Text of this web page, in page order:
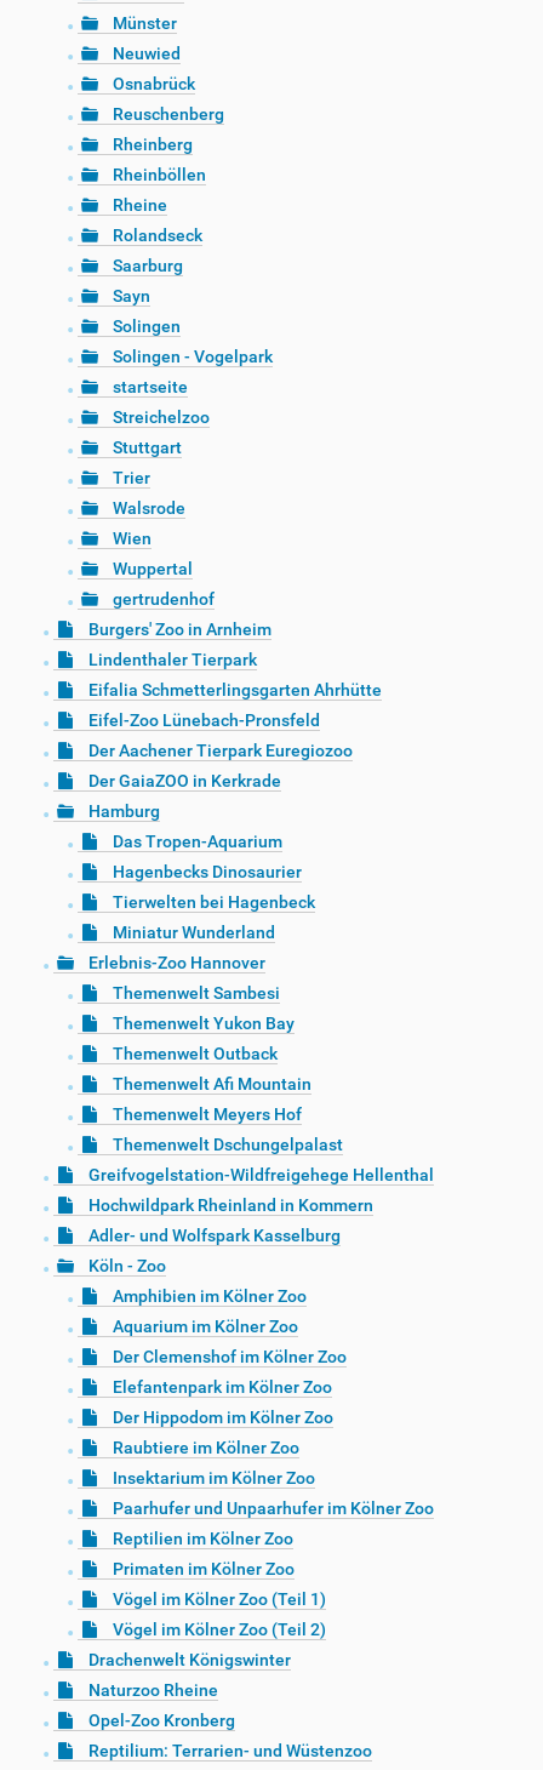
Münster
Neuwied
Osnabrück
Reuschenberg
Rheinberg
Rheinböllen
Rheine
Rolandseck
Saarburg
Sayn
Solingen
Solingen - Vogelpark
startseite
Streichelzoo
Stuttgart
Trier
Walsrode
Wien
Wuppertal
gertrudenhof
Burgers' Zoo in Arnheim
Lindenthaler Tierpark
Eifalia Schmetterlingsgarten Ahrhütte
Eifel-Zoo Lünebach-Pronsfeld
Der Aachener Tierpark Euregiozoo
Der GaiaZOO in Kerkrade
Hamburg
Das Tropen-Aquarium
Hagenbecks Dinosaurier
Tierwelten bei Hagenbeck
Miniatur Wunderland
Erlebnis-Zoo Hannover
Themenwelt Sambesi
Themenwelt Yukon Bay
Themenwelt Outback
Themenwelt Afi Mountain
Themenwelt Meyers Hof
Themenwelt Dschungelpalast
Greifvogelstation-Wildfreigehege Hellenthal
Hochwildpark Rheinland in Kommern
Adler- und Wolfspark Kasselburg
Köln - Zoo
Amphibien im Kölner Zoo
Aquarium im Kölner Zoo
Der Clemenshof im Kölner Zoo
Elefantenpark im Kölner Zoo
Der Hippodom im Kölner Zoo
Raubtiere im Kölner Zoo
Insektarium im Kölner Zoo
Paarhufer und Unpaarhufer im Kölner Zoo
Reptilien im Kölner Zoo
Primaten im Kölner Zoo
Vögel im Kölner Zoo (Teil 1)
Vögel im Kölner Zoo (Teil 2)
Drachenwelt Königswinter
Naturzoo Rheine
Opel-Zoo Kronberg
Reptilium: Terrarien- und Wüstenzoo